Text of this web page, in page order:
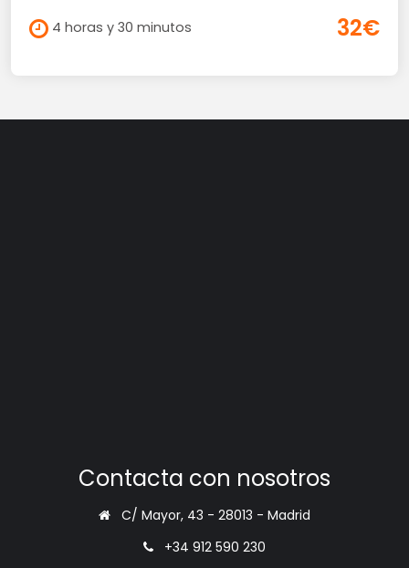
4 horas y 30 minutos 32€
Contacta con nosotros
C/ Mayor, 43 - 28013 - Madrid
+34 912 590 230